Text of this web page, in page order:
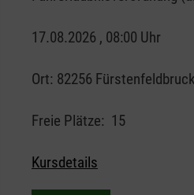
17.08.2026 , 08:00 Uhr
Ort: 82256 Fürstenfeldbruck
Freie Plätze: 15
Kursdetails